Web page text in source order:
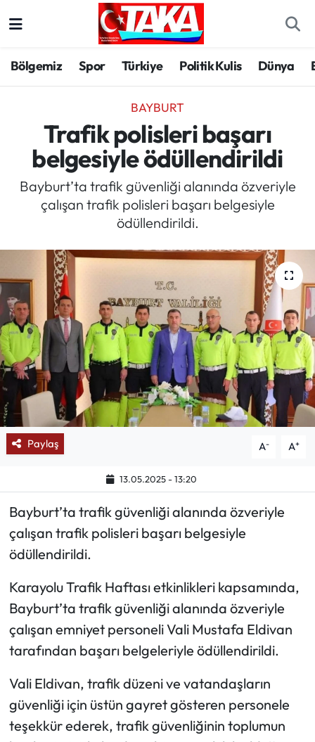
Bölgemiz Spor Türkiye Politik Kulis Dünya
BAYBURT
Trafik polisleri başarı
belgesiyle ödüllendirildi
Bayburt’ta trafik güvenliği alanında özveriyle
çalışan trafik polisleri başarı belgesiyle
ödüllendirildi.
Paylaş A- A+
13.05.2025 - 13:20
Bayburt’ta trafik güvenliği alanında özveriyle
çalışan trafik polisleri başarı belgesiyle
ödüllendirildi.
Karayolu Trafik Haftası etkinlikleri kapsamında,
Bayburt’ta trafik güvenliği alanında özveriyle
çalışan emniyet personeli Vali Mustafa Eldivan
tarafından başarı belgeleriyle ödüllendirildi.
Vali Eldivan, trafik düzeni ve vatandaşların
güvenliği için üstün gayret gösteren personele
teşekkür ederek, trafik güvenliğinin toplumun
Spor
Türkiye
Kültür/Sanat
Politika
Dünya
Magazin
Mektup Galeri
Röportaj
Manşet
Köşe Yazıları
Karikatür Galeri
BIK
ASTROLOJİ
Spor Yazıları
Mektup Galeri
Sağlık
Turizm
Trabzon Hava Durumu
Trabzon Trafik Yoğunluk Haritası
Süper Lig Puan Durumu ve Fikstür
Tüm Manşetler
Son Dakika Haberleri
Haber Arşivi